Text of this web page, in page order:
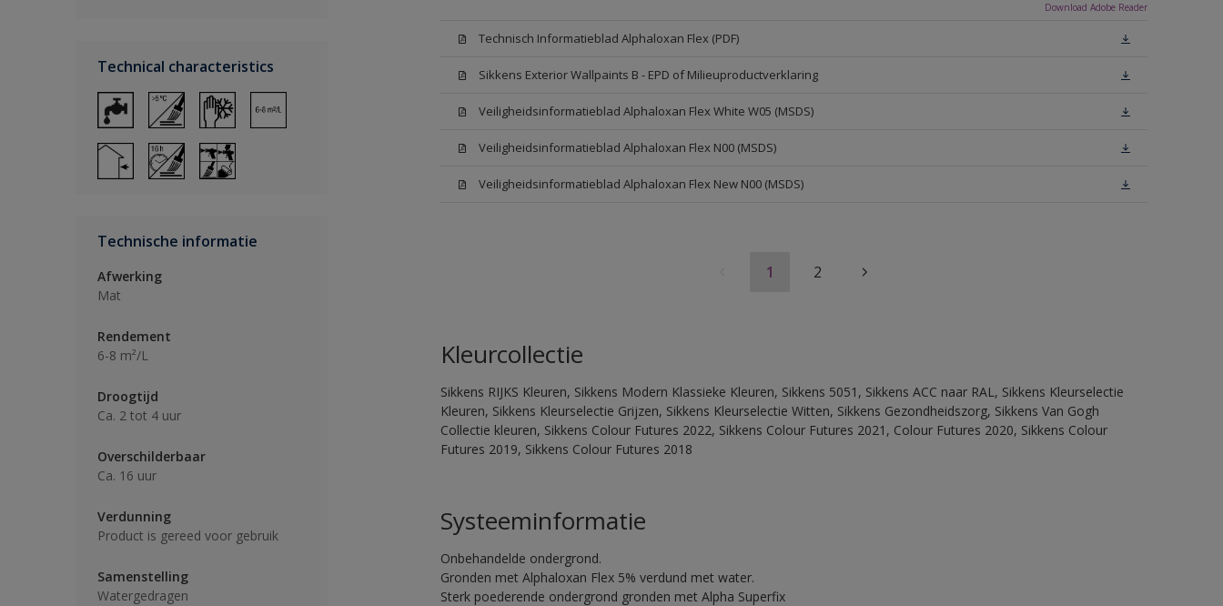
Technical characteristics
Technische informatie
Afwerking
Mat
Rendement
6-8 m²/L
Droogtijd
Ca. 2 tot 4 uur
Overschilderbaar
Ca. 16 uur
Verdunning
Product is gereed voor gebruik
Samenstelling
Watergedragen
Download Adobe Reader
Technisch Informatieblad Alphaloxan Flex (PDF)
Sikkens Exterior Wallpaints B - EPD of Milieuproductverklaring
Veiligheidsinformatieblad Alphaloxan Flex White W05 (MSDS)
Veiligheidsinformatieblad Alphaloxan Flex N00 (MSDS)
Veiligheidsinformatieblad Alphaloxan Flex New N00 (MSDS)
1 2
Kleurcollectie
Sikkens RIJKS Kleuren, Sikkens Modern Klassieke Kleuren, Sikkens 5051, Sikkens ACC naar RAL, Sikkens Kleurselectie
Kleuren, Sikkens Kleurselectie Grijzen, Sikkens Kleurselectie Witten, Sikkens Gezondheidszorg, Sikkens Van Gogh
Collectie kleuren, Sikkens Colour Futures 2022, Sikkens Colour Futures 2021, Colour Futures 2020, Sikkens Colour
Futures 2019, Sikkens Colour Futures 2018
Systeeminformatie
Onbehandelde ondergrond.
Gronden met Alphaloxan Flex 5% verdund met water.
Sterk poederende ondergrond gronden met Alpha Superfix